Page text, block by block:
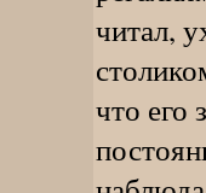
читал,
что его